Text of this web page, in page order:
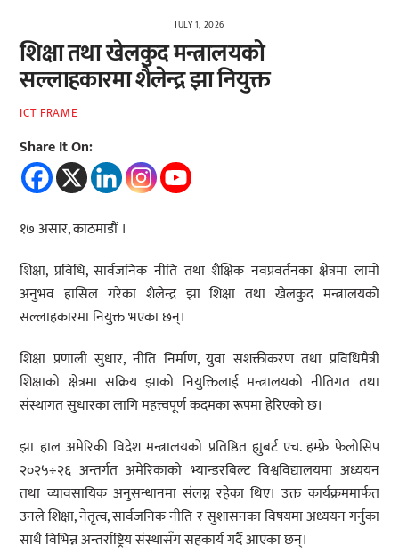
JULY 1, 2026
शिक्षा तथा खेलकुद मन्त्रालयको
सल्लाहकारमा शैलेन्द्र झा नियुक्त
ICT FRAME
Share It On:
१७ असार, काठमाडौं ।
शिक्षा, प्रविधि, सार्वजनिक नीति तथा शैक्षिक नवप्रवर्तनका क्षेत्रमा लामो
अनुभव हासिल गरेका शैलेन्द्र झा शिक्षा तथा खेलकुद मन्त्रालयको
सल्लाहकारमा नियुक्त भएका छन्।
शिक्षा प्रणाली सुधार, नीति निर्माण, युवा सशक्तीकरण तथा प्रविधिमैत्री
शिक्षाको क्षेत्रमा सक्रिय झाको नियुक्तिलाई मन्त्रालयको नीतिगत तथा
संस्थागत सुधारका लागि महत्त्वपूर्ण कदमका रूपमा हेरिएको छ।
झा हाल अमेरिकी विदेश मन्त्रालयको प्रतिष्ठित ह्युबर्ट एच. हम्फ्रे फेलोसिप
२०२५÷२६ अन्तर्गत अमेरिकाको भ्यान्डरबिल्ट विश्वविद्यालयमा अध्ययन
तथा व्यावसायिक अनुसन्धानमा संलग्न रहेका थिए। उक्त कार्यक्रममार्फत
उनले शिक्षा, नेतृत्व, सार्वजनिक नीति र सुशासनका विषयमा अध्ययन गर्नुका
साथै विभिन्न अन्तर्राष्ट्रिय संस्थासँग सहकार्य गर्दै आएका छन्।